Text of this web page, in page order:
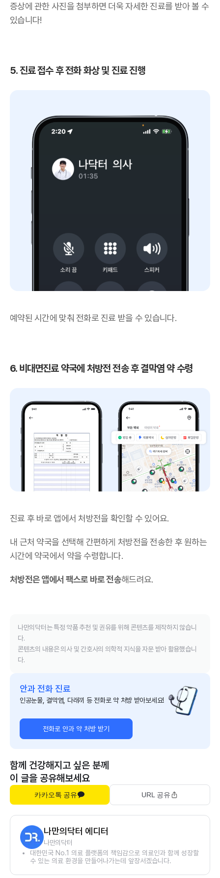
증상에 관한 사진을 첨부하면 더욱 자세한 진료를 받아 볼 수
있습니다!
5. 진료 접수 후 전화 화상 및 진료 진행
예약된 시간에 맞춰 전화로 진료 받을 수 있습니다.
6. 비대면진료 약국에 처방전 전송 후 결막염 약 수령
진료 후 바로 앱에서 처방전을 확인할 수 있어요.
내 근처 약국을 선택해 간편하게 처방전을 전송한 후 원하는
시간에 약국에서 약을 수령합니다.
처방전은 앱에서 팩스로 바로 전송해드려요.
나만의닥터는 특정 약품 추천 및 권유를 위해 콘텐츠를 제작하지 않습니
다.
콘텐츠의 내용은 의사 및 간호사의 의학적 지식을 자문 받아 활용했습니
다.
안과 전화 진료
인공눈물, 결막염, 다래끼 등 전화로 약 처방 받아보세요!
전화로 안과 약 처방 받기
함께 건강해지고 싶은 분께
이 글을 공유해보세요
카카오톡 공유 URL 공유
나만의닥터 에디터
나만의닥터
대한민국 No.1 의료 플랫폼의 책임감으로 의료인과 함께 성장할
수 있는 의료 환경을 만들어나가는데 앞장서겠습니다.